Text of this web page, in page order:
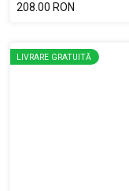
208.00 RON
LIVRARE GRATUITĂ